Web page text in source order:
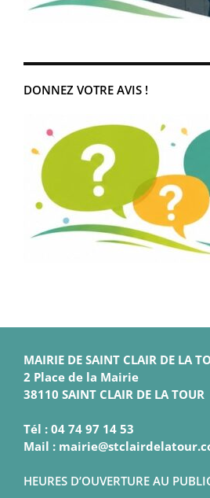
DONNEZ VOTRE AVIS !
MAIRIE DE SAINT CLAIR DE LA
2 Place de la Mairie
38110 SAINT CLAIR DE LA TOUR
Tél : 04 74 97 14 53
Mail :
HEURES D’OUVERTURE AU